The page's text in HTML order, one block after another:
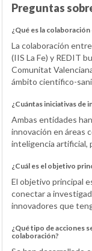
Preguntas
¿Qué es la colaboración
La colaboración
(IIS La Fe) y REDIT
Comunitat
ámbito científico-
¿Cuántas iniciativas de
Ambas entidades
innovación en áreas
inteligencia artificial,
¿Cuál es el objetivo
El objetivo principal
conectar a
innovadores que
¿Qué tipo de acciones
colaboración?